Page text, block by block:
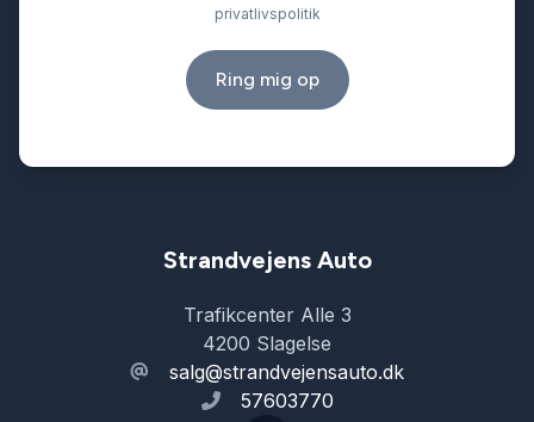
privatlivspolitik
Ring mig op
Strandvejens Auto
Trafikcenter Alle 3
4200 Slagelse
salg@strandvejensauto.dk
57603770